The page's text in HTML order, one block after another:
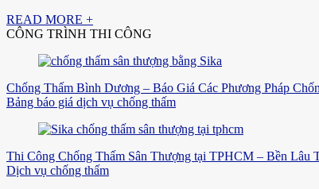
READ MORE +
CÔNG TRÌNH THI CÔNG
Chống Thấm Bình Dương – Báo Giá Các Phương Pháp
Bảng báo giá dịch vụ chống thấm
Thi Công Chống Thấm Sân Thượng tại TPHCM – Bền Lâu
Dịch vụ chống thấm